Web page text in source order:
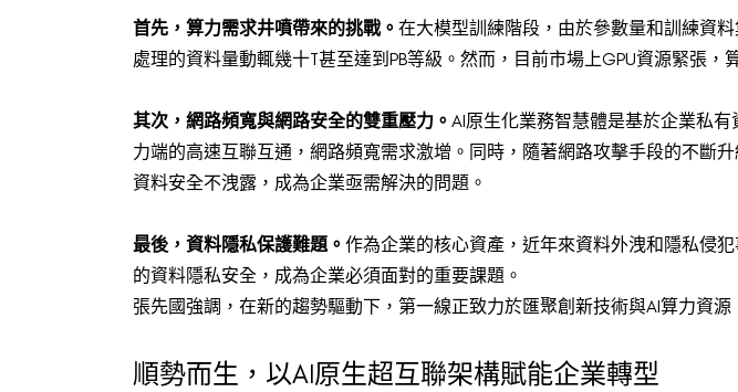
首先，算力需求井噴帶來的挑戰。 在大模型訓練階段，由於參數量和訓練資
處理的資料量動輒幾十T甚至達到PB等級。然而，目前市場上GPU資源緊張
其次，網路頻寬與網路安全的雙重壓力。 AI原生化業務智慧體是基於企業私
力端的高速互聯互通，網路頻寬需求激增。同時，隨著網路攻擊手段的不斷
資料安全不洩露，成為企業亟需解決的問題。
最後，資料隱私保護難題。 作為企業的核心資產，近年來資料外洩和隱私侵
的資料隱私安全，成為企業必須面對的重要課題。
張先國強調，在新的趨勢驅動下，第一線正致力於匯聚創新技術與AI算力資
順勢而生，以AI原生超互聯架構賦能企業轉型